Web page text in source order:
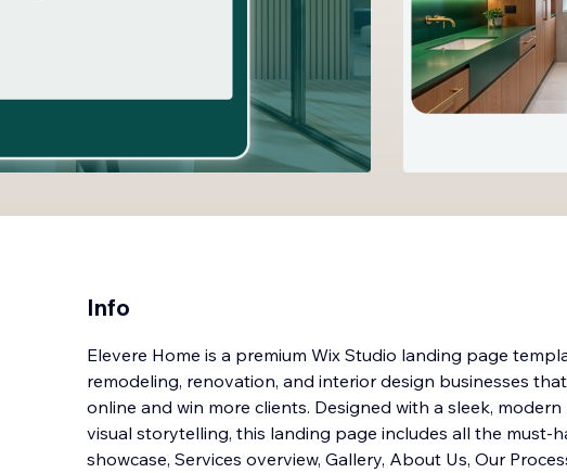
Info
Elevere Home is a premium Wix Studio landing page
remodeling, renovation, and interior design businesses
online and win more clients. Designed with a sleek,
visual storytelling, this landing page includes all the must-
showcase, Services overview, Gallery, About Us, Our